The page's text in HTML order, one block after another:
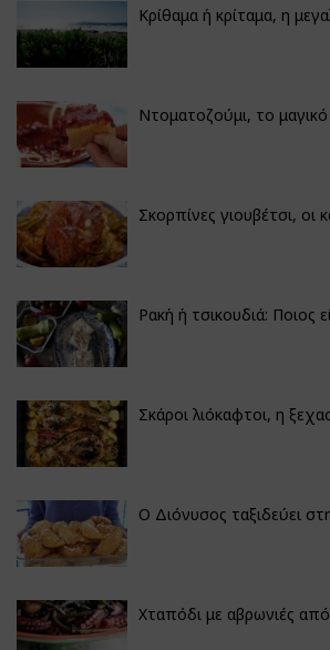
Κρίθαμα ή κρίταμα, η
Ντοματοζούμι, το
Σκορπίνες γιουβέτσι, οι
Ρακή ή τσικουδιά: Ποιος
Σκάροι λιόκαφτοι, η
Ο Διόνυσος ταξιδεύει
Χταπόδι με αβρωνιές